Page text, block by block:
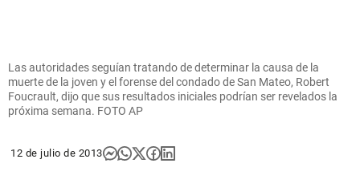
Las autoridades seguían tratando de determinar la causa de la
muerte de la joven y el forense del condado de San Mateo, Robert
Foucrault, dijo que sus resultados iniciales podrían ser revelados la
próxima semana. FOTO AP
12 de julio de 2013